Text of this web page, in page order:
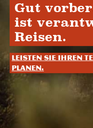
Gut
ist
Reisen.
Leisten Sie Ihren
planen.